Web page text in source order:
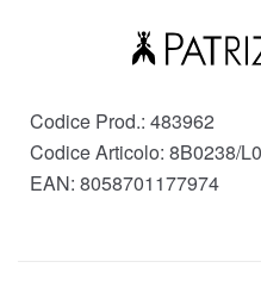
Codice Prod.: 483962
Codice Articolo: 8B0238/
EAN: 8058701177974